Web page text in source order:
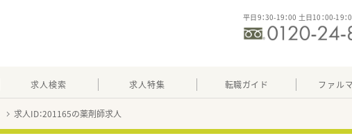
平日9：30-19：00 土日10：00-19：
求人検索 求人特集 転職ガイド ファル
求人ID：201165の薬剤師求人